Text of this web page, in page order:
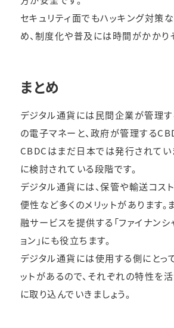
セキュリティ面でもハッキング対策
め、制度化や普及には時間がかかり
まとめ
デジタル通貨には民間企業が管理
の電子マネーと、政府が管理する
CBDCはまだ日本では発行されてい
に検討されている段階です。
デジタル通貨には、保管や輸送コス
便性など多くのメリットがあります。
融サービスを提供する「ファイナン
ョン」にも役立ちます。
デジタル通貨には使用する側にとって
ットがあるので、それぞれの特性を
に取り込んでいきましょう。